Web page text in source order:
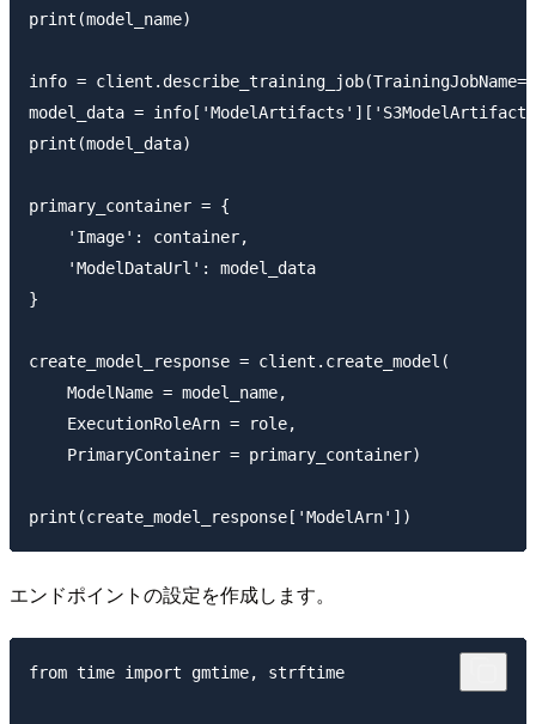
print(model_name)
info =
model_data =
print(model_data)
primary_container = {
    'Image': container,
    'ModelDataUrl': model_data
}
create_model_response = client.create_model(
    ModelName = model_name,
    ExecutionRoleArn = role,
    PrimaryContainer = primary_container)
エンドポイントの設定を作成します。
from time import gmtime, strftime